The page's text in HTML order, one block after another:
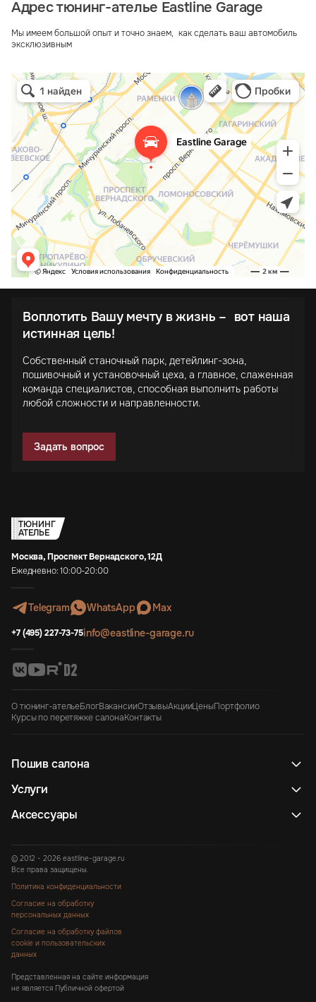
Адрес тюнинг-ателье Eastline Garage
Мы имеем большой опыт и точно знаем, как сделать ваш автомобиль
эксклюзивным
Воплотить Вашу мечту в жизнь – вот наша
истинная цель!
Собственный станочный парк, детейлинг-зона,
пошивочный и установочный цеха, а главное, слаженная
команда специалистов, способная выполнить работы
любой сложности и направленности.
Задать вопрос
ТЮНИНГ
АТЕЛЬЕ
Москва, Проспект Вернадского, 12Д
Ежедневно: 10:00-20:00
Telegram WhatsApp Max
+7 (495) 227-73-75info@eastline-garage.ru
О тюнинг-ательеБлогВакансииОтзывыАкцииЦеныПортфолио
Курсы по перетяжке салонаКонтакты
Пошив салона
Услуги
Аксессуары
© 2012 - 2026 eastline-garage.ru
Все права защищены.
Политика конфиденциальности
Согласие на обработку
персональных данных
Согласие на обработку файлов
cookie и пользовательских
данных
Представленная на сайте информация
не является Публичной офертой